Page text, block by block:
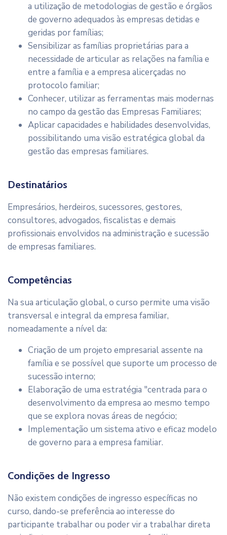
a utilização de metodologias de gestão e órgãos
de governo adequados às empresas detidas e
geridas por famílias;
Sensibilizar as famílias proprietárias para a
necessidade de articular as relações na família e
entre a família e a empresa alicerçadas no
protocolo familiar;
Conhecer, utilizar as ferramentas mais modernas
no campo da gestão das Empresas Familiares;
Aplicar capacidades e habilidades desenvolvidas,
possibilitando uma visão estratégica global da
gestão das empresas familiares.
Destinatários
Empresários, herdeiros, sucessores, gestores,
consultores, advogados, fiscalistas e demais
profissionais envolvidos na administração e sucessão
de empresas familiares.
Competências
Na sua articulação global, o curso permite uma visão
transversal e integral da empresa familiar,
nomeadamente a nível da:
Criação de um projeto empresarial assente na
família e se possível que suporte um processo de
sucessão interno;
Elaboração de uma estratégia "centrada para o
desenvolvimento da empresa ao mesmo tempo
que se explora novas áreas de negócio;
Implementação um sistema ativo e eficaz modelo
de governo para a empresa familiar.
Condições de Ingresso
Não existem condições de ingresso específicas no
curso, dando-se preferência ao interesse do
participante trabalhar ou poder vir a trabalhar direta